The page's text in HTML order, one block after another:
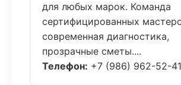
для любых марок. Команда
сертифицированных
современная диагностика,
прозрачные сметы....
Телефон: +7 (986) 962-52-41